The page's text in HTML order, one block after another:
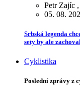
Petr Zajíc ,
05. 08.
Srbská legenda
sety by ale
Cyklistika
Poslední zprávy z